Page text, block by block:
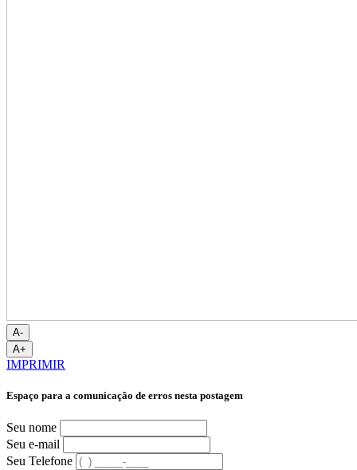
A-
A+
IMPRIMIR
Espaço para a comunicação de erros nesta postagem
Seu nome
Seu e-mail
Seu Telefone